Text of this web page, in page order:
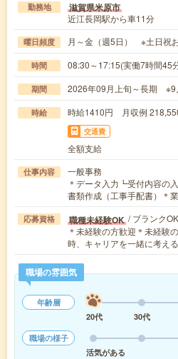
勤務地 滋賀県米原市
近江長岡駅から車11分
曜日頻度 月～金（週5日） ※土日祝
時間 08:30～17:15(実働7時間
期間 2026年09月上旬～長期 ※9
時給 時給1410円 月収例
交通費
全額支給
仕事内容
一般事務
＊データ入力┗受付内容の
書類作成（工事手配書）＊
応募資格 職種未経験OK / ブランク
＊未経験の方歓迎＊未経験
時、キャリアを一緒に考え
職場の雰囲気
年齢層
20代
30代
職場の様子
活気がある